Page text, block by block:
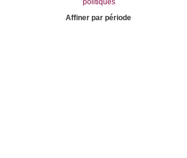
politiques
Affiner par période